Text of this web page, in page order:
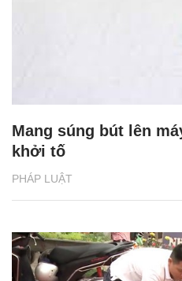
PHÁP LUẬT
Mang súng bút lên
khởi tố